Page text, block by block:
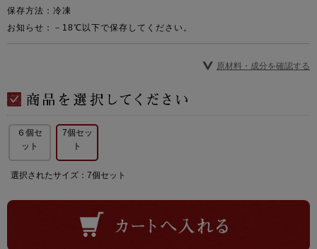
保存方法：冷凍
お知らせ：－18℃以下で保存してください。
原材料・成分を確認する
６個セ
ット
7個セッ
ト
選択されたサイズ：7個セット